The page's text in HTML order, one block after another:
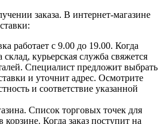
заказа. В интернет-магазине
работает с 9.00 до 19.00. Когда
склад, курьерская служба свяжется
Специалист предложит выбрать
и уточнит адрес. Осмотрите
и соответствие указанной
Список торговых точек для
корзине. Когда заказ поступит на